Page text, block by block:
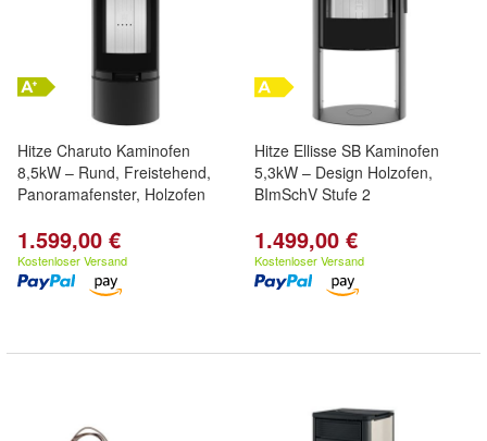
Hitze Charuto Kaminofen
8,5kW – Rund, Freistehend,
Panoramafenster, Holzofen
1.599,00 €
Kostenloser Versand
Hitze Ellisse SB Kaminofen
5,3kW – Design Holzofen,
BImSchV Stufe 2
1.499,00 €
Kostenloser Versand